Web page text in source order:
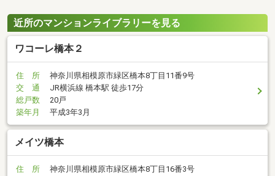
近所のマンションライブラリーを見る
ワコーレ橋本２
住 所
神奈川県相模原市緑区橋本8丁目11番9号
交 通
JR横浜線 橋本駅 徒歩17分
総戸数
20戸
築年月
平成3年3月
メイツ橋本
住 所
神奈川県相模原市緑区橋本8丁目16番3号